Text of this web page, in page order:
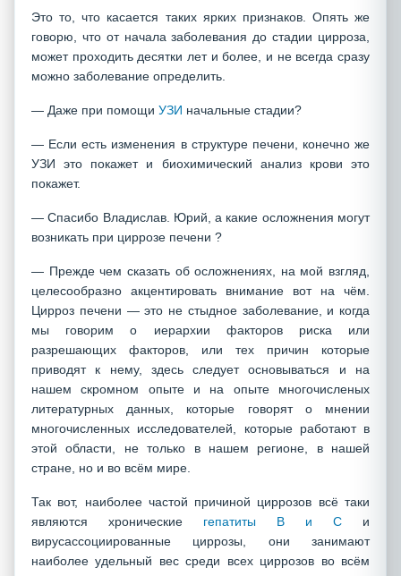
Это то, что касается таких ярких признаков. Опять же
говорю, что от начала заболевания до стадии цирроза,
может проходить десятки лет и более, и не всегда сразу
можно заболевание определить.
— Даже при помощи УЗИ начальные стадии?
— Если есть изменения в структуре печени, конечно же
УЗИ это покажет и биохимический анализ крови это
покажет.
— Спасибо Владислав. Юрий, а какие осложнения могут
возникать при циррозе печени ?
— Прежде чем сказать об осложнениях, на мой взгляд,
целесообразно акцентировать внимание вот на чём.
Цирроз печени — это не стыдное заболевание, и когда
мы говорим о иерархии факторов риска или
разрешающих факторов, или тех причин которые
приводят к нему, здесь следует основываться и на
нашем скромном опыте и на опыте многочисленых
литературных данных, которые говорят о мнении
многочисленных исследователей, которые работают в
этой области, не только в нашем регионе, в нашей
стране, но и во всём мире.
Так вот, наиболее частой причиной циррозов всё таки
являются хронические гепатиты В и С и
вирусассоциированные циррозы, они занимают
наиболее удельный вес среди всех циррозов во всём